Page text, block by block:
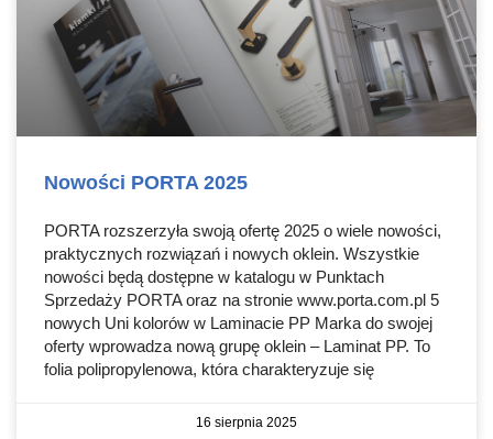
Nowości PORTA 2025
PORTA rozszerzyła swoją ofertę 2025 o wiele nowości,
praktycznych rozwiązań i nowych oklein. Wszystkie
nowości będą dostępne w katalogu w Punktach
Sprzedaży PORTA oraz na stronie www.porta.com.pl 5
nowych Uni kolorów w Laminacie PP Marka do swojej
oferty wprowadza nową grupę oklein – Laminat PP. To
folia polipropylenowa, która charakteryzuje się
16 sierpnia 2025